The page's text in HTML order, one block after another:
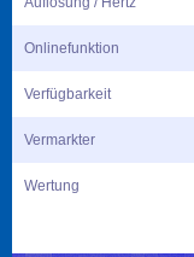
Onlinefunktion
Verfügbarkeit
Vermarkter
Wertung